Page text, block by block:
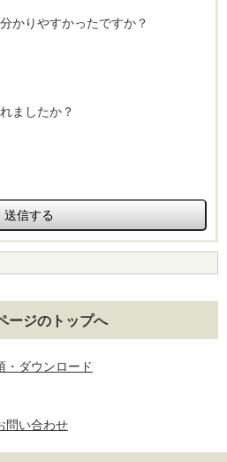
かりやすかったですか？
ましたか？
ージのトップへ
・ダウンロード
問い合わせ